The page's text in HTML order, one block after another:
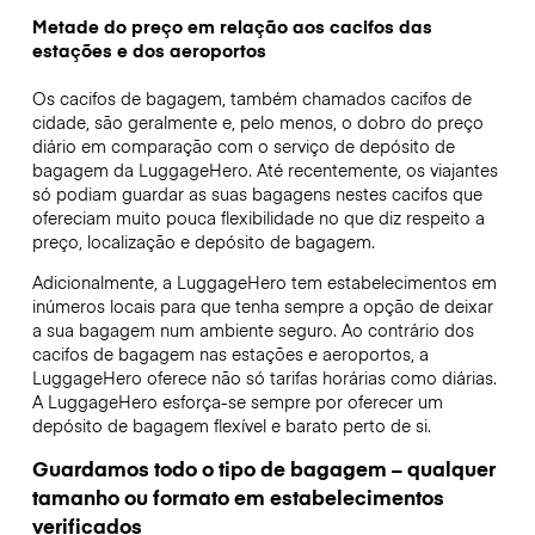
Metade do preço em relação aos cacifos das
estações e dos aeroportos
Os cacifos de bagagem, também chamados cacifos de
cidade, são geralmente e, pelo menos, o dobro do preço
diário em comparação com o serviço de depósito de
bagagem da LuggageHero. Até recentemente, os viajantes
só podiam guardar as suas bagagens nestes cacifos que
ofereciam muito pouca flexibilidade no que diz respeito a
preço, localização e depósito de bagagem.
Adicionalmente, a LuggageHero tem estabelecimentos em
inúmeros locais para que tenha sempre a opção de deixar
a sua bagagem num ambiente seguro. Ao contrário dos
cacifos de bagagem nas estações e aeroportos, a
LuggageHero oferece não só tarifas horárias como diárias.
A LuggageHero esforça-se sempre por oferecer um
depósito de bagagem flexível e barato perto de si.
Guardamos todo o tipo de bagagem – qualquer
tamanho ou formato em estabelecimentos
verificados